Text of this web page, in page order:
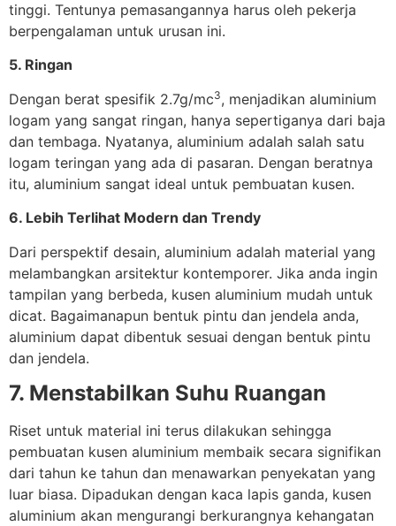
tinggi. Tentunya pemasangannya harus oleh pekerja
berpengalaman untuk urusan ini.
5. Ringan
Dengan berat spesifik 2.7g/mc3, menjadikan aluminium
logam yang sangat ringan, hanya sepertiganya dari baja
dan tembaga. Nyatanya, aluminium adalah salah satu
logam teringan yang ada di pasaran. Dengan beratnya
itu, aluminium sangat ideal untuk pembuatan kusen.
6. Lebih Terlihat Modern dan Trendy
Dari perspektif desain, aluminium adalah material yang
melambangkan arsitektur kontemporer. Jika anda ingin
tampilan yang berbeda, kusen aluminium mudah untuk
dicat. Bagaimanapun bentuk pintu dan jendela anda,
aluminium dapat dibentuk sesuai dengan bentuk pintu
dan jendela.
7. Menstabilkan Suhu Ruangan
Riset untuk material ini terus dilakukan sehingga
pembuatan kusen aluminium membaik secara signifikan
dari tahun ke tahun dan menawarkan penyekatan yang
luar biasa. Dipadukan dengan kaca lapis ganda, kusen
aluminium akan mengurangi berkurangnya kehangatan